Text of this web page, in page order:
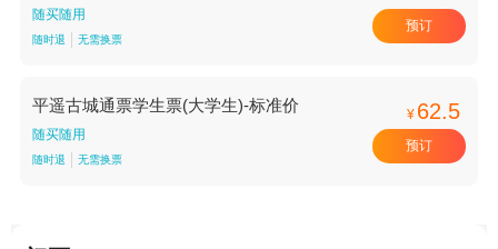
随买随用
随时退 无需换票
预订
平遥古城通票学生票(大学生)-标准价
随买随用
随时退 无需换票
¥ 62.5
预订